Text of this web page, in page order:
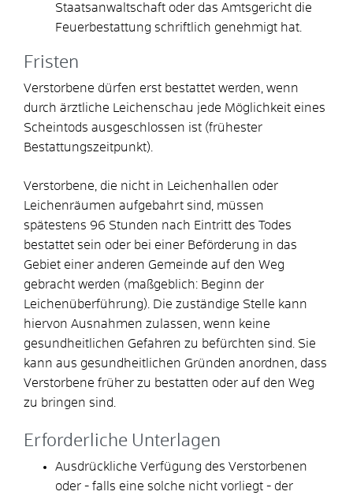
Staatsanwaltschaft oder das Amtsgericht die
Feuerbestattung schriftlich genehmigt hat.
Fristen
Verstorbene dürfen erst bestattet werden, wenn
durch ärztliche Leichenschau jede Möglichkeit eines
Scheintods ausgeschlossen ist (frühester
Bestattungszeitpunkt).
Verstorbene, die nicht in Leichenhallen oder
Leichenräumen aufgebahrt sind, müssen
spätestens 96 Stunden nach Eintritt des Todes
bestattet sein oder bei einer Beförderung in das
Gebiet einer anderen Gemeinde auf den Weg
gebracht werden (maßgeblich: Beginn der
Leichenüberführung). Die zuständige Stelle kann
hiervon Ausnahmen zulassen, wenn keine
gesundheitlichen Gefahren zu befürchten sind. Sie
kann aus gesundheitlichen Gründen anordnen, dass
Verstorbene früher zu bestatten oder auf den Weg
zu bringen sind.
Erforderliche Unterlagen
Ausdrückliche Verfügung des Verstorbenen
oder - falls eine solche nicht vorliegt - der